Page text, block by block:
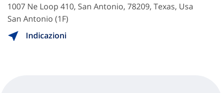
1007 Ne Loop 410, San Antonio, 78209, Texas, Usa
San Antonio (1F)
Indicazioni